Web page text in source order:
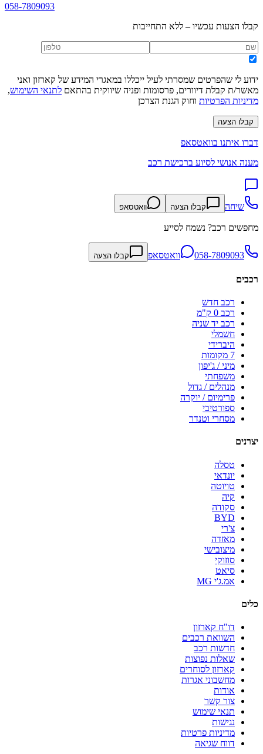
058-7809093
קבלו הצעות עכשיו – ללא התחייבות
ידוע לי שהפרטים שמסרתי לעיל ייכללו במאגרי המידע של קארזון ואני
מאשר/ת קבלת דיוורים, פרסומות ופניה שיווקית בהתאם לתנאי השימוש,
מדיניות הפרטיות וחוק הגנת הצרכן
קבלו הצעה
דברו איתנו בוואטסאפ
מענה אנושי לסיוע ברכישת רכב
שיחה קבלו הצעה וואטסאפ
מחפשים רכב? נשמח לסייע
058-7809093 וואטסאפ קבלו הצעה
רכבים
רכב חדש
רכב 0 ק"מ
רכב יד שניה
חשמלי
היברידי
7 מקומות
מיני / ג'יפון
משפחתי
מנהלים / גדול
פרימיום / יוקרה
ספורטיבי
מסחרי וטנדר
יצרנים
טסלה
יונדאי
טויוטה
קיה
סקודה
BYD
צ'רי
מאזדה
מיצובישי
סוזוקי
סיאט
אמ.ג'י MG
כלים
דו"ח קארזון
השוואת רכבים
חדשות רכב
שאלות נפוצות
קארזון לסוחרים
מחשבוני אגרות
אודות
צור קשר
תנאי שימוש
נגישות
מדיניות פרטיות
דווח שגיאה